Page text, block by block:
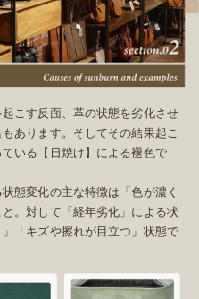
こす反面、革の状態を劣化させ
あります。そしてその結果起こ
いる【日焼け】による褪色で
態変化の主な特徴は「色が濃く
。対して「経年劣化」による状
「キズや擦れが目立つ」状態で